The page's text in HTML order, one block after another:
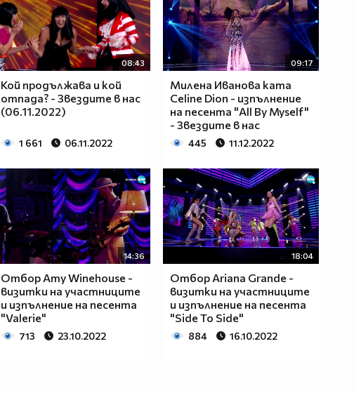
08:43
Кой продължава и кой
отпада? - Звездите в нас
(06.11.2022)
1 661 06.11.2022
09:17
Милена Иванова ката
Celine Dion - изпълнение
на песента "All By Myself"
- Звездите в нас
445 11.12.2022
14:36
Отбор Amy Winehouse -
визитки на участниците
и изпълнение на песента
"Valerie"
713 23.10.2022
18:04
Отбор Ariana Grande -
визитки на участниците
и изпълнение на песента
"Side To Side"
884 16.10.2022